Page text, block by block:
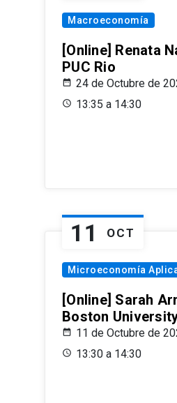
Macroeconomía
[Online] Renata
PUC Rio
24 de Octubre de
13:35 a 14:30
11 OCT
Microeconomía
[Online] Sarah
Boston
11 de Octubre de
13:30 a 14:30